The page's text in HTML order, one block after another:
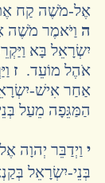
אֶל-מֹשֶׁה קַח
ה וַיֹּאמֶר מֹשֶׁה
יִשְׂרָאֵל בָּא
אֹהֶל מוֹעֵד. ז
אַחַר אִישׁ-
הַמַּגֵּפָה מֵעַל
י וַיְדַבֵּר יְהוָה
בְּנֵי-יִשְׂרָאֵל